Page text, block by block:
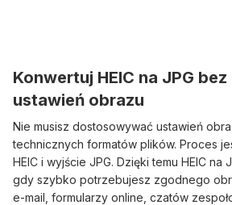
Konwertuj HEIC na JPG
ustawień obrazu
Nie musisz dostosowywać ustawień
technicznych formatów plików. Proces
HEIC i wyjście JPG. Dzięki temu HEIC na
gdy szybko potrzebujesz zgodnego
e-mail, formularzy online, czatów